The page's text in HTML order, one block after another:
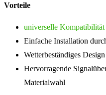
Vorteile
universelle Kompatibilität
Einfache Installation
Wetterbeständiges
Hervorragende
Materialwahl